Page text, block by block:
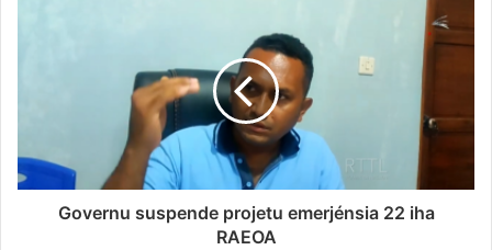
Governu suspende projetu emerjénsia 22 iha
RAEOA